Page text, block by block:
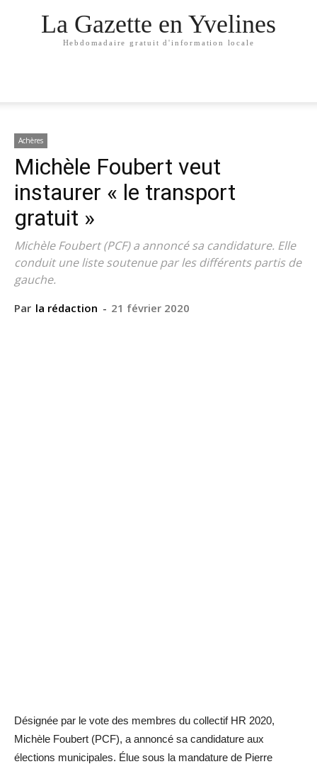
La Gazette en Yvelines
Hebdomadaire gratuit d'information locale
Achères
Michèle Foubert veut
instaurer « le transport
gratuit »
Michèle Foubert (PCF) a annoncé sa candidature. Elle
conduit une liste soutenue par les différents partis de
gauche.
Par la rédaction - 21 février 2020
Désignée par le vote des membres du collectif HR 2020,
Michèle Foubert (PCF), a annoncé sa candidature aux
élections municipales. Élue sous la mandature de Pierre